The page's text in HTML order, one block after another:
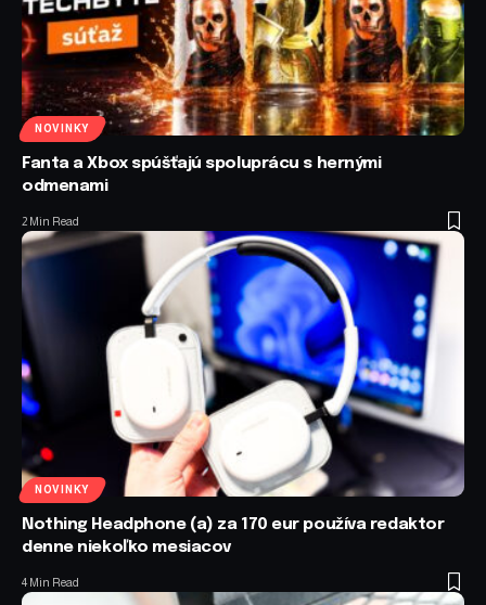
NOVINKY
Fanta a Xbox spúšťajú spoluprácu s hernými
odmenami
2 Min Read
NOVINKY
Nothing Headphone (a) za 170 eur používa redaktor
denne niekoľko mesiacov
4 Min Read